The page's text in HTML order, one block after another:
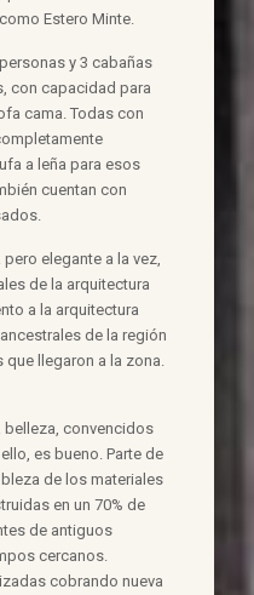
Estero Minte.
y 3 cabañas
con capacidad para
cama. Todas con
a leña para esos
cuentan con
elegante a la vez,
de la arquitectura
a la arquitectura
de la región
llegaron a la zona.
belleza, convencidos
es bueno. Parte de
de los materiales
en un 70% de
de antiguos
cercanos.
cobrando nueva